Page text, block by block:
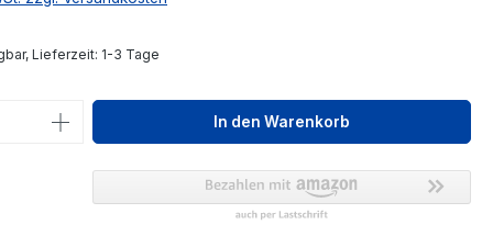
Lieferzeit: 1-3 Tage
Anzahl: Gib den gewünschten Wert
In den Warenkorb